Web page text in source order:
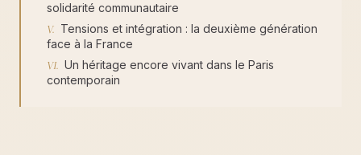
solidarité communautaire
Tensions et intégration : la deuxième génération
face à la France
Un héritage encore vivant dans le Paris
contemporain